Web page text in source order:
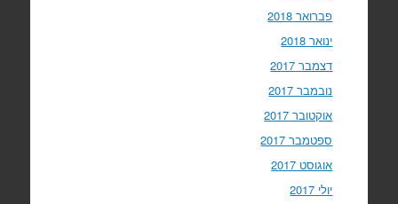
פברואר 2018
ינואר 2018
דצמבר 2017
נובמבר 2017
אוקטובר 2017
ספטמבר 2017
אוגוסט 2017
יולי 2017